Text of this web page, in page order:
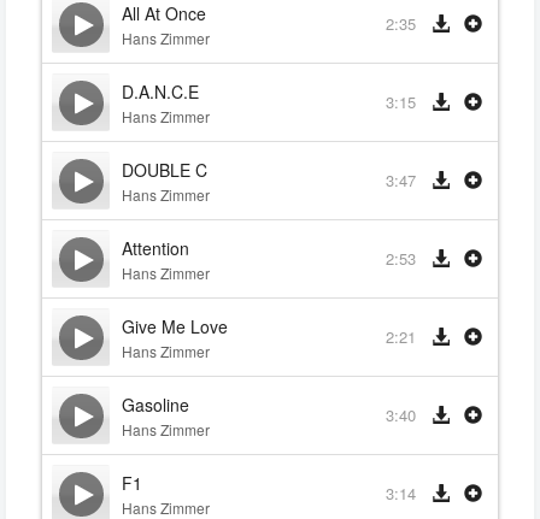
All At Once
Hans Zimmer
2:35
D.A.N.C.E
Hans Zimmer
3:15
DOUBLE C
Hans Zimmer
3:47
Attention
Hans Zimmer
2:53
Give Me Love
Hans Zimmer
2:21
Gasoline
Hans Zimmer
3:40
F1
Hans Zimmer
3:14